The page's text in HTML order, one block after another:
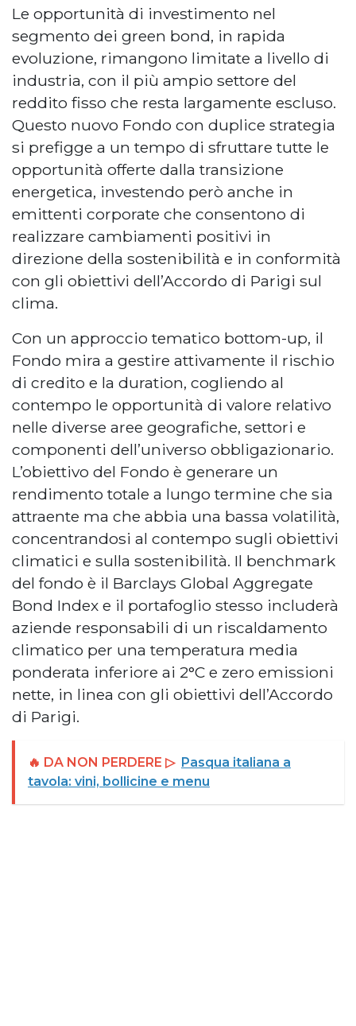
Le opportunità di investimento nel
segmento dei green bond, in rapida
evoluzione, rimangono limitate a livello di
industria, con il più ampio settore del
reddito fisso che resta largamente escluso.
Questo nuovo Fondo con duplice strategia
si prefigge a un tempo di sfruttare tutte le
opportunità offerte dalla transizione
energetica, investendo però anche in
emittenti corporate che consentono di
realizzare cambiamenti positivi in
direzione della sostenibilità e in conformità
con gli obiettivi dell’Accordo di Parigi sul
clima.
Con un approccio tematico bottom-up, il
Fondo mira a gestire attivamente il rischio
di credito e la duration, cogliendo al
contempo le opportunità di valore relativo
nelle diverse aree geografiche, settori e
componenti dell’universo obbligazionario.
L’obiettivo del Fondo è generare un
rendimento totale a lungo termine che sia
attraente ma che abbia una bassa volatilità,
concentrandosi al contempo sugli obiettivi
climatici e sulla sostenibilità. Il benchmark
del fondo è il Barclays Global Aggregate
Bond Index e il portafoglio stesso includerà
aziende responsabili di un riscaldamento
climatico per una temperatura media
ponderata inferiore ai 2°C e zero emissioni
nette, in linea con gli obiettivi dell’Accordo
di Parigi.
🔥 DA NON PERDERE ▷ Pasqua italiana a
tavola: vini, bollicine e menu